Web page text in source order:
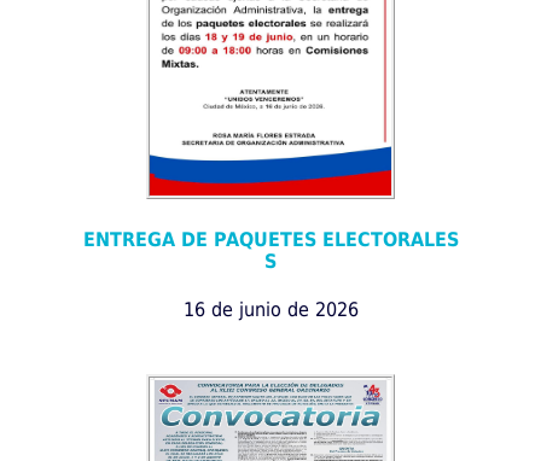
ENTREGA DE PAQUETES ELECTORALES
S
16 de junio de 2026